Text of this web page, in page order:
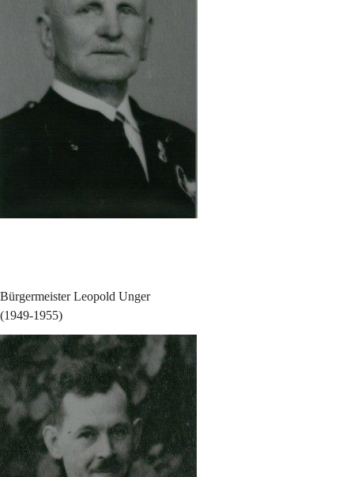
Bürgermeister Leopold Unger
(1949-1955)